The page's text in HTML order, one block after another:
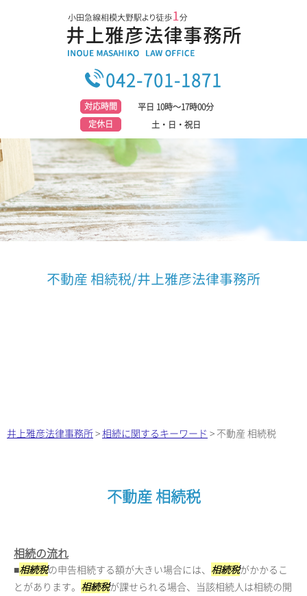
042-701-1871
対応時間
平日 10時～17時00分
定休日
土・日・祝日
不動産 相続税/井上雅彦法律事務所
井上雅彦法律事務所>相続に関するキーワード > 不動産 相続税
不動産 相続税
相続の流れ
■相続税の申告相続する額が大きい場合には、 相続税がかかるこ
とがあります。 相続税が課せられる場合、当該相続人は相続の開